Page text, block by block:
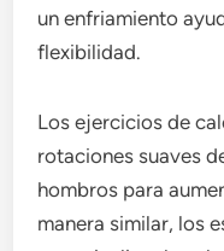
un enfriamiento
flexibilidad.
Los ejercicios de
rotaciones suaves
hombros para
manera similar, los